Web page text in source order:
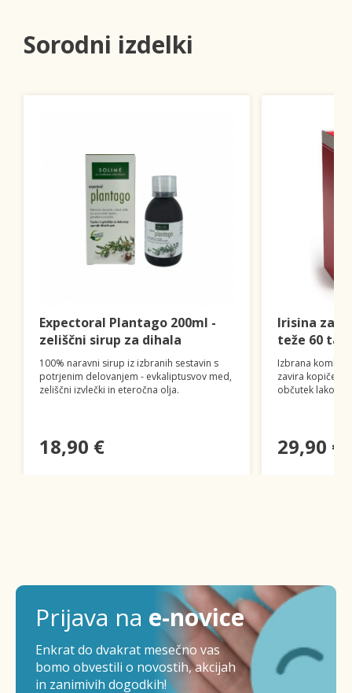
Sorodni izdelki
Expectoral Plantago 200ml -
zeliščni sirup za dihala
100% naravni sirup iz izbranih sestavin s
potrjenim delovanjem - evkaliptusvov med,
zeliščni izvlečki in eteročna olja.
18,90 €
Irisina za
teže 60
Izbrana
zavira
občutek lakote
29,90 €
Prijava na e-novice
Enkrat do dvakrat mesečno vas
bomo obvestili o novostih, akcijah
in zanimivih dogodkih!